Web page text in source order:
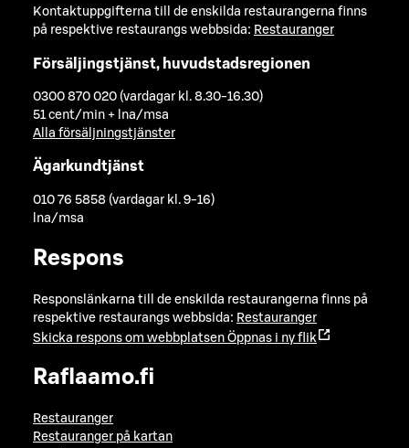
Kontaktuppgifterna till de enskilda restaurangerna finns
på respektive restaurangs webbsida: Restauranger
Försäljingstjänst, huvudstadsregionen
0300 870 020 (vardagar kl. 8.30-16.30)
51 cent/min + lna/msa
Alla försäljningstjänster
Ägarkundtjänst
010 76 5858 (vardagar kl. 9-16)
lna/msa
Respons
Responslänkarna till de enskilda restaurangerna finns på
respektive restaurangs webbsida: Restauranger
Skicka respons om webbplatsen Öppnas i ny flik
Raflaamo.fi
Restauranger
Restauranger på kartan